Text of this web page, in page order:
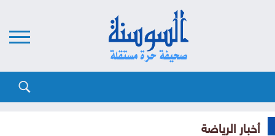
أخبار الرياضة